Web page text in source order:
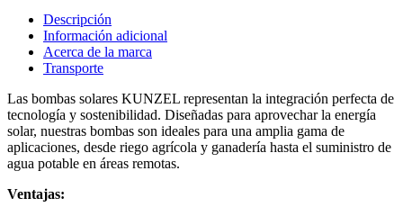
Descripción
Información adicional
Acerca de la marca
Transporte
Las bombas solares KUNZEL representan la integración perfecta de
tecnología y sostenibilidad. Diseñadas para aprovechar la energía
solar, nuestras bombas son ideales para una amplia gama de
aplicaciones, desde riego agrícola y ganadería hasta el suministro de
agua potable en áreas remotas.
Ventajas: